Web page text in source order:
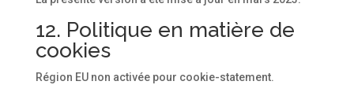
12. Politique en matière de
cookies
Région EU non activée pour cookie-statement.